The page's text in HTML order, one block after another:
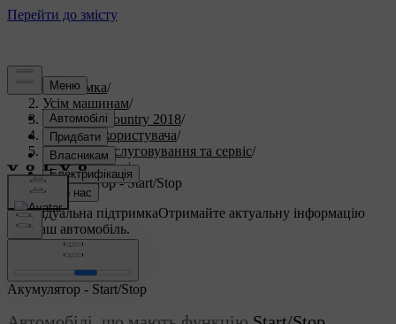
Підтримка/
Усім машинам/
S60 Cross Country 2018/
Посібник користувача/
Технічне обслуговування та сервіс/
Акумулятор/
Акумулятор - Start/Stop
Індивідуальна підтримкаОтримайте актуальну інформацію
про ваш автомобіль.
Акумулятор - Start/Stop